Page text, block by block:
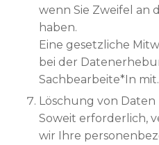
wenn Sie Zweifel an
haben.
Eine gesetzliche
bei der
Sachbearbeite*In mit.
Löschung von Daten
Soweit erforderlich,
wir Ihre